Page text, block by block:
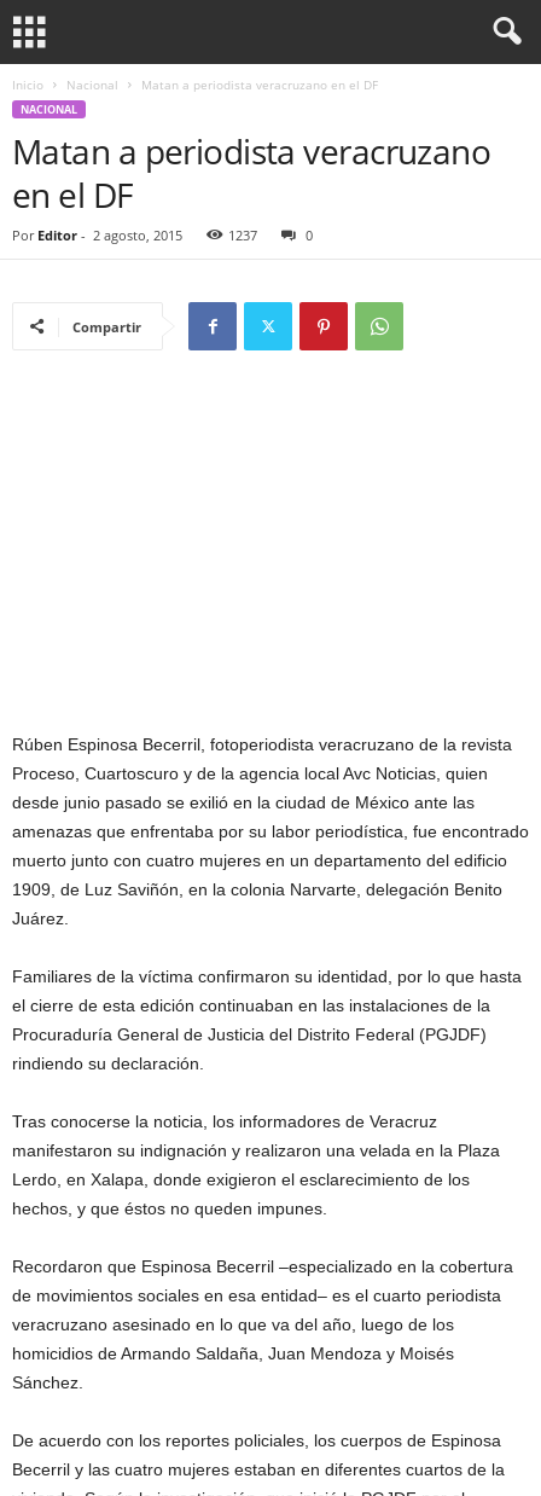
Inicio Nacional Matan a periodista veracruzano en el DF
NACIONAL
Matan a periodista veracruzano
en el DF
Por Editor - 2 agosto, 2015 1237 0
Compartir
Rúben Espinosa Becerril, fotoperiodista veracruzano de la revista
Proceso, Cuartoscuro y de la agencia local Avc Noticias, quien
desde junio pasado se exilió en la ciudad de México ante las
amenazas que enfrentaba por su labor periodística, fue encontrado
muerto junto con cuatro mujeres en un departamento del edificio
1909, de Luz Saviñón, en la colonia Narvarte, delegación Benito
Juárez.
Familiares de la víctima confirmaron su identidad, por lo que hasta
el cierre de esta edición continuaban en las instalaciones de la
Procuraduría General de Justicia del Distrito Federal (PGJDF)
rindiendo su declaración.
Tras conocerse la noticia, los informadores de Veracruz
manifestaron su indignación y realizaron una velada en la Plaza
Lerdo, en Xalapa, donde exigieron el esclarecimiento de los
hechos, y que éstos no queden impunes.
Recordaron que Espinosa Becerril –especializado en la cobertura
de movimientos sociales en esa entidad– es el cuarto periodista
veracruzano asesinado en lo que va del año, luego de los
homicidios de Armando Saldaña, Juan Mendoza y Moisés
Sánchez.
De acuerdo con los reportes policiales, los cuerpos de Espinosa
Becerril y las cuatro mujeres estaban en diferentes cuartos de la